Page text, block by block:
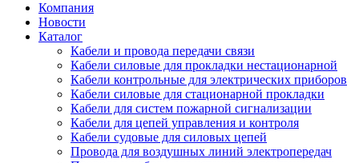
Компания
Новости
Каталог
Кабели и провода передачи связи
Кабели силовые для прокладки нестационарной
Кабели контрольные для электрических приборов
Кабели силовые для стационарной прокладки
Кабели для систем пожарной сигнализации
Кабели для цепей управления и контроля
Кабели судовые для силовых цепей
Провода для воздушных линий электропередач